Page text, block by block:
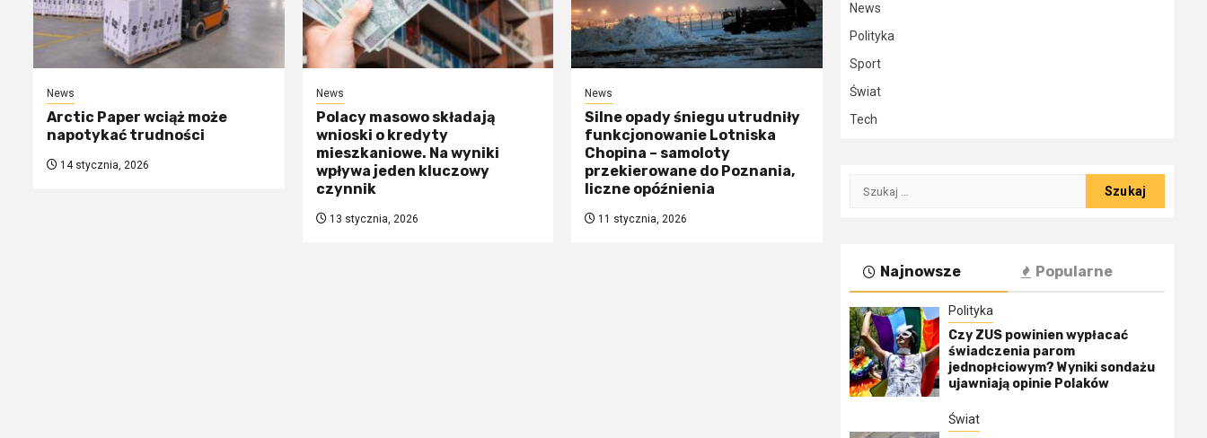
News
Arctic Paper wciąż może
napotykać trudności
14 stycznia, 2026
News
Polacy masowo składają
wnioski o kredyty
mieszkaniowe. Na wyniki
wpływa jeden kluczowy
czynnik
13 stycznia, 2026
News
Silne opady śniegu utrudniły
funkcjonowanie Lotniska
Chopina – samoloty
przekierowane do Poznania,
liczne opóźnienia
11 stycznia, 2026
News
Polityka
Sport
Świat
Tech
Szukaj:
Najnowsze Popularne
Polityka
Czy ZUS powinien wypłacać
świadczenia parom
jednopłciowym? Wyniki sondażu
ujawniają opinie Polaków
Świat